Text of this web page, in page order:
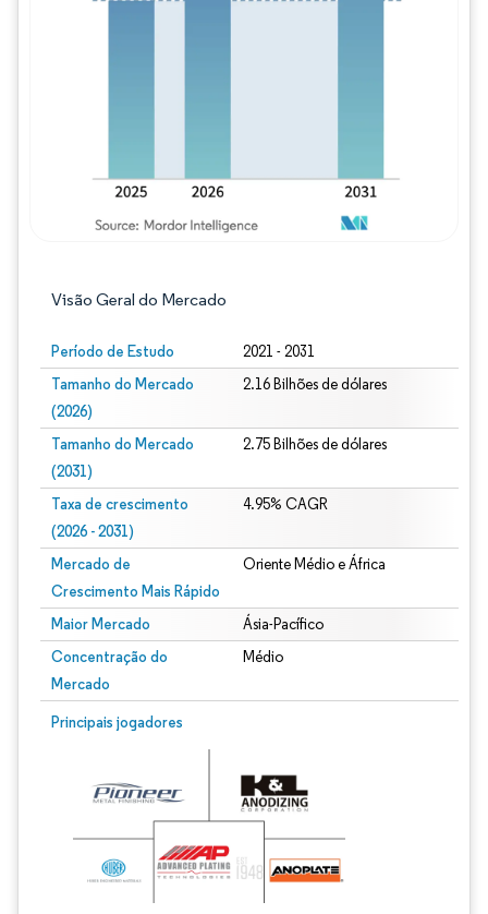
Visão Geral do Mercado
Período de Estudo 2021 - 2031
Tamanho do Mercado
(2026)
2.16 Bilhões de dólares
Tamanho do Mercado
(2031)
2.75 Bilhões de dólares
Taxa de crescimento
(2026 - 2031)
4.95% CAGR
Mercado de
Crescimento Mais Rápido
Oriente Médio e África
Maior Mercado Ásia-Pacífico
Concentração do
Mercado
Médio
Principais jogadores
Imagem © Mordor Intelligence. O reuso requer atribuição conforme CC BY 4.0.